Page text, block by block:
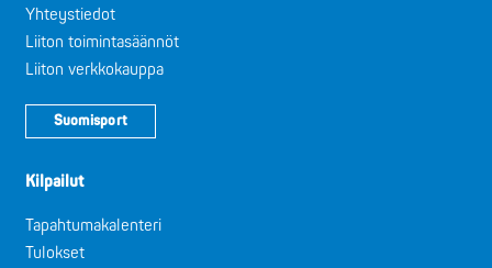
Yhteystiedot
Liiton toimintasäännöt
Liiton verkkokauppa
Suomisport
Kilpailut
Tapahtumakalenteri
Tulokset